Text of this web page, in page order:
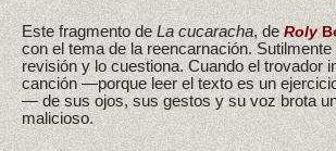
Este fragmento deLa cucaracha, deRoly
con el tema de la reencarnación.
revisión y lo cuestiona. Cuando el trovador
canción —porque leer el texto es un
— de sus ojos, sus gestos y su voz brota
malicioso.